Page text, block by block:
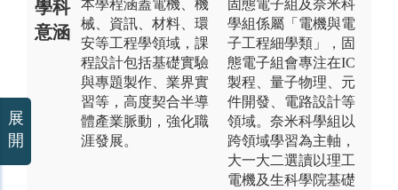
學科
意涵
本學程涵蓋電機、機
械、資訊、材料、環
安等工程學領域，課
程設計包括基礎實驗
與專題製作、業界實
習等，高度契合半導
體產業脈動，強化職
涯發展。
固態電子組及奈米科
學組係屬「電機與電
子工程細學類」，固
態電子組會專注在IC
製程、量子物理、元
件開發、電路設計等
領域。奈米科學組以
跨領域學習為主軸，
大一大二選讀以理工
電機及生科學院基礎
展
開